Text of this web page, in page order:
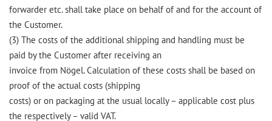
forwarder etc. shall take place on behalf of and for the account of
the Customer.
(3) The costs of the additional shipping and handling must be
paid by the Customer after receiving an
invoice from Nögel. Calculation of these costs shall be based on
proof of the actual costs (shipping
costs) or on packaging at the usual locally – applicable cost plus
the respectively – valid VAT.